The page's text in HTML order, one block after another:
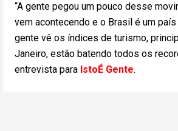
“A gente pegou um pouco desse
vem acontecendo e o Brasil é um país
gente vê os índices de turismo,
Janeiro, estão batendo todos os
entrevista para IstoÉ Gente.